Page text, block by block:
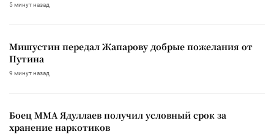
5 минут назад
Мишустин передал Жапарову добрые пожелания от
Путина
9 минут назад
Боец ММА Ядуллаев получил условный срок за
хранение наркотиков